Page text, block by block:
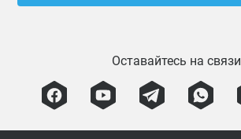
Оставайтесь на связи